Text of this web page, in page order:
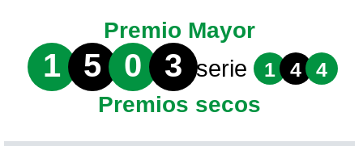
Premio Mayor
1 5 0 3 serie 1 4 4
Premios secos